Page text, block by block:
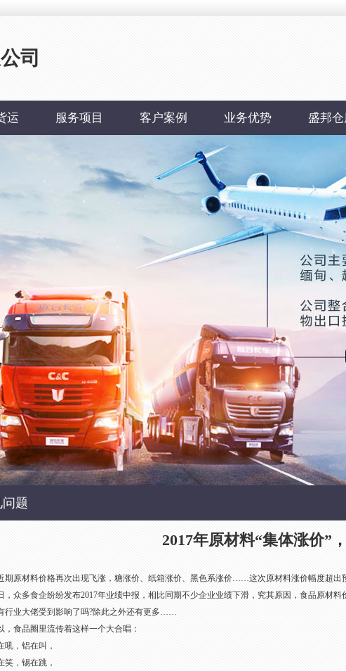
司
运 服务项目 客户案例 业务优势 盛邦
题
2017年原材料“集体涨价”
期原材料价格再次出现飞涨，糖涨价、纸箱涨价、黑色系涨价……这次原材料涨价幅度超出
多食企纷纷发布2017年业绩中报，相比同期不少企业业绩下滑，究其原因，食品原材料
业大佬受到影响了吗?除此之外还有更多……
食品圈里流传着这样一个大合唱：
，铝在叫，
，锡在跳，